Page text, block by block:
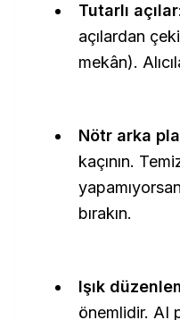
Tutarlı açılar
açılardan
mekân).
Nötr arka
kaçının.
bırakın.
Işık
önemlidir. AI